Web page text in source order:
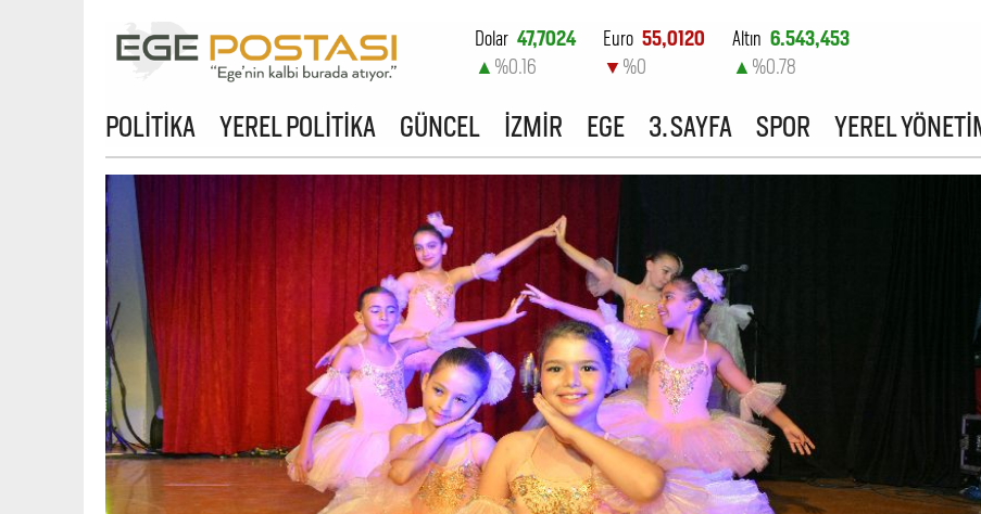
Dolar 47,7024
▲ %0.16
Euro 55,0120
▼ %0
Altın 6.543,453
▲ %0.78
%0
POLİTİKA YEREL POLİTİKA GÜNCEL İZMİR EGE 3. SAYFA SPOR YEREL